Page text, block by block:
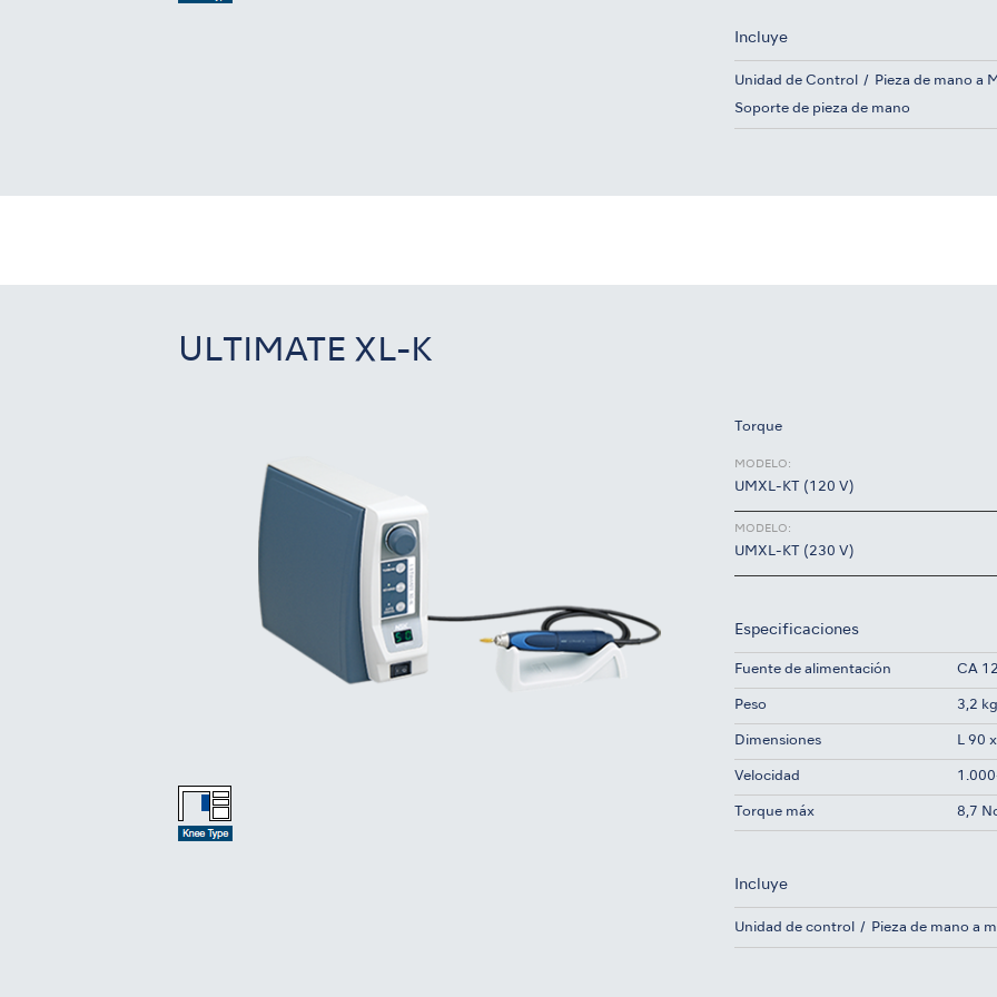
Incluye
Unidad de Control Pieza de mano a
Soporte de pieza de mano
ULTIMATE XL-K
Torque
MODELO:
UMXL-KT (120 V)
MODELO:
UMXL-KT (230 V)
Especificaciones
Fuente de alimentación CA
Peso 3,2 kg
Dimensiones L 90
Velocidad
Torque máx 8,7
Incluye
Unidad de control Pieza de mano a